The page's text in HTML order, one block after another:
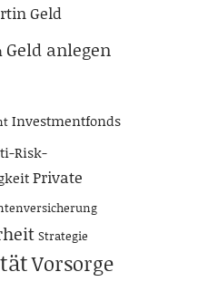
Geld
Geld anlegen
Investmentfonds
Risk-
Private
Strategie
Vorsorge